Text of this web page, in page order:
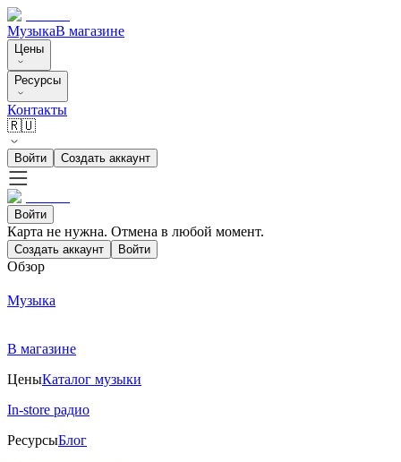
МузыкаВ магазине
Цены
Ресурсы
Контакты
🇷🇺
Войти Создать аккаунт
Войти
Карта не нужна. Отмена в любой момент.
Создать аккаунт Войти
Обзор
Музыка
В магазине
ЦеныКаталог музыки
In-store радио
РесурсыБлог